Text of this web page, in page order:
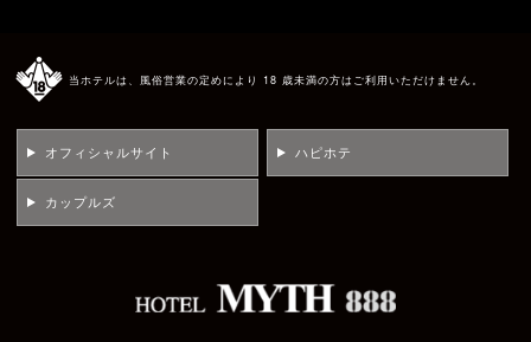
当ホテルは、風俗営業の定めにより 18 歳未満の方はご利用いただけません。
オフィシャルサイト ハピホテ
カップルズ